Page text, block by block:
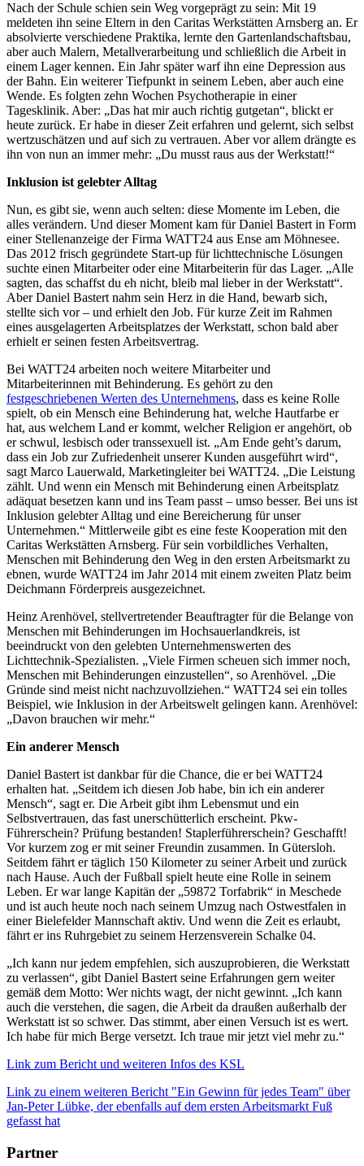
Nach der Schule schien sein Weg vorgeprägt zu sein: Mit 19
meldeten ihn seine Eltern in den Caritas Werkstätten Arnsberg an. Er
absolvierte verschiedene Praktika, lernte den Gartenlandschaftsbau,
aber auch Malern, Metallverarbeitung und schließlich die Arbeit in
einem Lager kennen. Ein Jahr später warf ihn eine Depression aus
der Bahn. Ein weiterer Tiefpunkt in seinem Leben, aber auch eine
Wende. Es folgten zehn Wochen Psychotherapie in einer
Tagesklinik. Aber: „Das hat mir auch richtig gutgetan“, blickt er
heute zurück. Er habe in dieser Zeit erfahren und gelernt, sich selbst
wertzuschätzen und auf sich zu vertrauen. Aber vor allem drängte es
ihn von nun an immer mehr: „Du musst raus aus der Werkstatt!“
Inklusion ist gelebter Alltag
Nun, es gibt sie, wenn auch selten: diese Momente im Leben, die
alles verändern. Und dieser Moment kam für Daniel Bastert in Form
einer Stellenanzeige der Firma WATT24 aus Ense am Möhnesee.
Das 2012 frisch gegründete Start-up für lichttechnische Lösungen
suchte einen Mitarbeiter oder eine Mitarbeiterin für das Lager. „Alle
sagten, das schaffst du eh nicht, bleib mal lieber in der Werkstatt“.
Aber Daniel Bastert nahm sein Herz in die Hand, bewarb sich,
stellte sich vor – und erhielt den Job. Für kurze Zeit im Rahmen
eines ausgelagerten Arbeitsplatzes der Werkstatt, schon bald aber
erhielt er seinen festen Arbeitsvertrag.
Bei WATT24 arbeiten noch weitere Mitarbeiter und
Mitarbeiterinnen mit Behinderung. Es gehört zu den
festgeschriebenen Werten des Unternehmens, dass es keine Rolle
spielt, ob ein Mensch eine Behinderung hat, welche Hautfarbe er
hat, aus welchem Land er kommt, welcher Religion er angehört, ob
er schwul, lesbisch oder transsexuell ist. „Am Ende geht’s darum,
dass ein Job zur Zufriedenheit unserer Kunden ausgeführt wird“,
sagt Marco Lauerwald, Marketingleiter bei WATT24. „Die Leistung
zählt. Und wenn ein Mensch mit Behinderung einen Arbeitsplatz
adäquat besetzen kann und ins Team passt – umso besser. Bei uns ist
Inklusion gelebter Alltag und eine Bereicherung für unser
Unternehmen.“ Mittlerweile gibt es eine feste Kooperation mit den
Caritas Werkstätten Arnsberg. Für sein vorbildliches Verhalten,
Menschen mit Behinderung den Weg in den ersten Arbeitsmarkt zu
ebnen, wurde WATT24 im Jahr 2014 mit einem zweiten Platz beim
Deichmann Förderpreis ausgezeichnet.
Heinz Arenhövel, stellvertretender Beauftragter für die Belange von
Menschen mit Behinderungen im Hochsauerlandkreis, ist
beeindruckt von den gelebten Unternehmenswerten des
Lichttechnik-Spezialisten. „Viele Firmen scheuen sich immer noch,
Menschen mit Behinderungen einzustellen“, so Arenhövel. „Die
Gründe sind meist nicht nachzuvollziehen.“ WATT24 sei ein tolles
Beispiel, wie Inklusion in der Arbeitswelt gelingen kann. Arenhövel:
„Davon brauchen wir mehr.“
Ein anderer Mensch
Daniel Bastert ist dankbar für die Chance, die er bei WATT24
erhalten hat. „Seitdem ich diesen Job habe, bin ich ein anderer
Mensch“, sagt er. Die Arbeit gibt ihm Lebensmut und ein
Selbstvertrauen, das fast unerschütterlich erscheint. Pkw-
Führerschein? Prüfung bestanden! Staplerführerschein? Geschafft!
Vor kurzem zog er mit seiner Freundin zusammen. In Gütersloh.
Seitdem fährt er täglich 150 Kilometer zu seiner Arbeit und zurück
nach Hause. Auch der Fußball spielt heute eine Rolle in seinem
Leben. Er war lange Kapitän der „59872 Torfabrik“ in Meschede
und ist auch heute noch nach seinem Umzug nach Ostwestfalen in
einer Bielefelder Mannschaft aktiv. Und wenn die Zeit es erlaubt,
fährt er ins Ruhrgebiet zu seinem Herzensverein Schalke 04.
„Ich kann nur jedem empfehlen, sich auszuprobieren, die Werkstatt
zu verlassen“, gibt Daniel Bastert seine Erfahrungen gern weiter
gemäß dem Motto: Wer nichts wagt, der nicht gewinnt. „Ich kann
auch die verstehen, die sagen, die Arbeit da draußen außerhalb der
Werkstatt ist so schwer. Das stimmt, aber einen Versuch ist es wert.
Ich habe für mich Berge versetzt. Ich traue mir jetzt viel mehr zu.“
Link zum Bericht und weiteren Infos des KSL
Link zu einem weiteren Bericht "Ein Gewinn für jedes Team" über
Jan-Peter Lübke, der ebenfalls auf dem ersten Arbeitsmarkt Fuß
gefasst hat
Partner